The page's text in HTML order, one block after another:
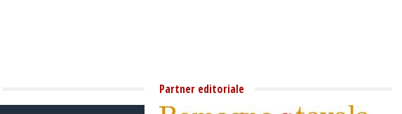
Partner editoriale